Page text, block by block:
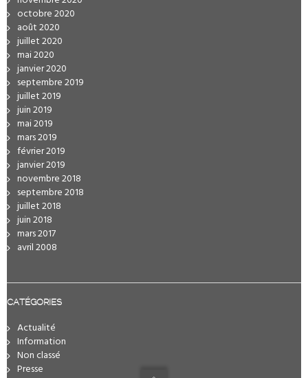
octobre 2020
août 2020
juillet 2020
mai 2020
janvier 2020
septembre 2019
juillet 2019
juin 2019
mai 2019
mars 2019
février 2019
janvier 2019
novembre 2018
septembre 2018
juillet 2018
juin 2018
mars 2017
avril 2008
CATÉGORIES
Actualité
Information
Non classé
Presse